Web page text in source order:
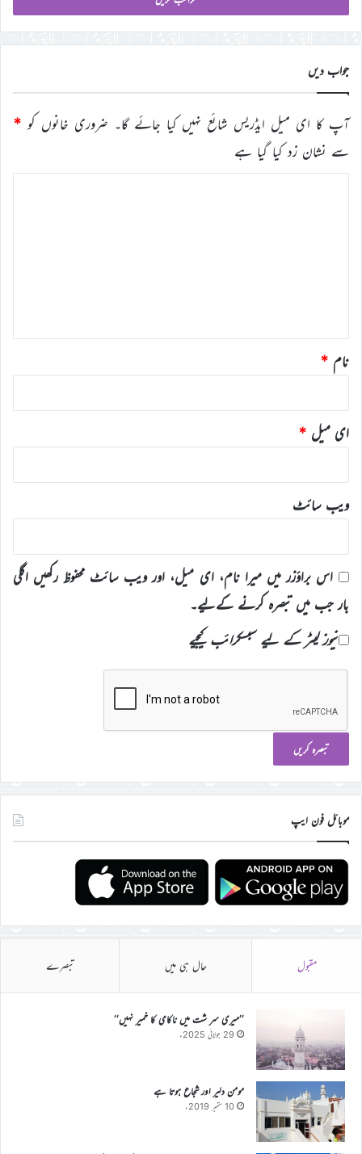
ڈی
درج
کریں
جواب دیں
آپ کا ای میل ایڈریس شائع نہیں کیا جائے گا۔ ضروری خانوں کو *
سے نشان زد کیا گیا ہے
نام *
ای میل *
ویب‌ سائٹ
اس براؤزر میں میرا نام، ای میل، اور ویب سائٹ محفوظ رکھیں اگلی
بار جب میں تبصرہ کرنے کےلیے۔
نیوز لیٹر کے لیے سبسکرائب کیجیے
موبائل فون ایپ
مقبول حال ہی میں تبصرے
’’میری سر شت میں ناکامی کا خمیر نہیں‘‘
29 جولائی 2025ء
مومن دلیر اور شجاع ہوتا ہے
10 ستمبر 2019ء